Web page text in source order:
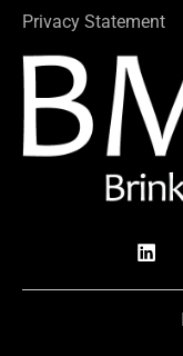
Privacy Statement